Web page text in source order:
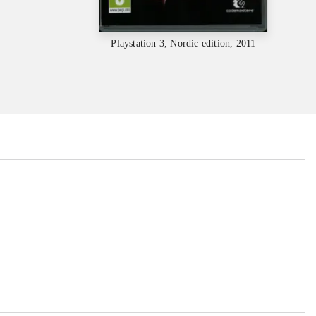
Playstation 3, Nordic edition, 2011